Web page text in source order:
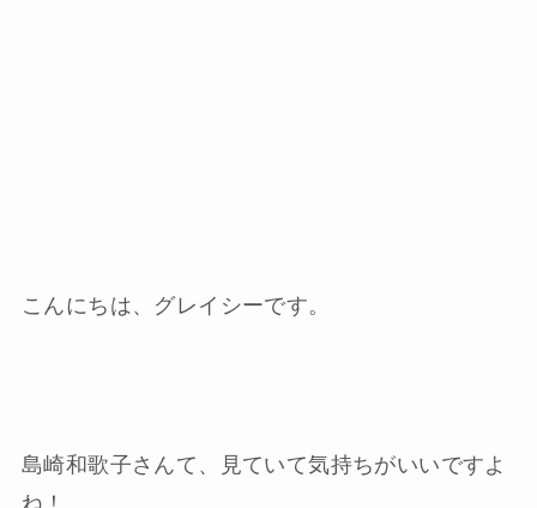
こんにちは、グレイシーです。
島崎和歌子さんて、見ていて気持ちがいいですよ